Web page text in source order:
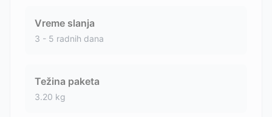
Vreme slanja
3 - 5 radnih dana
Težina paketa
3.20 kg